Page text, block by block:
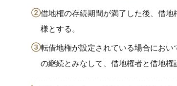
②借地権の存続期間が満了した後、借
様とする。
③転借地権が設定されている場合にお
の継続とみなして、借地権者と借地権